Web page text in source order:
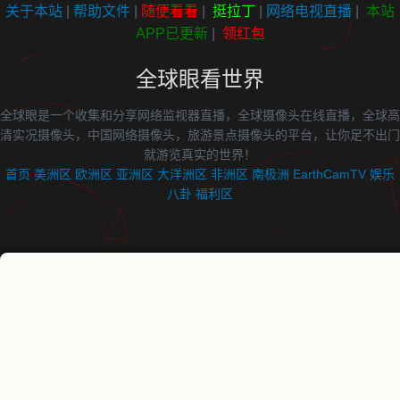
关于本站 帮助文件 随便看看 挺拉丁 网络电视直播
本站
APP已更新| 领红包
全球眼看世界
全球眼是一个收集和分享网络监视器直播，全球摄像头在线直播，全球高
清实况摄像头，中国网络摄像头，旅游景点摄像头的平台，让你足不出门
就游览真实的世界！
首页 美洲区 欧洲区 亚洲区 大洋洲区 非洲区 南极洲 EarthCamTV 娱乐
八卦 福利区